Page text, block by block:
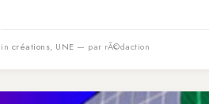
in créations, UNE — par rÃ©daction